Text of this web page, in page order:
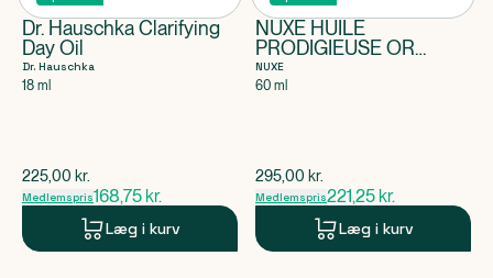
Dr. Hauschka Clarifying
Day Oil
Dr. Hauschka
18 ml
$gammel pris
225,00 kr.
Medlemspris168,75 kr.
Læg i kurv
NUXE HUILE
PRODIGIEUSE OR
ROLL-ON
NUXE
60 ml
$gammel pris
295,00 kr.
Medlemspris221,25 kr.
Læg i kurv